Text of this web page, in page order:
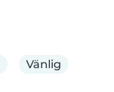
Vänlig